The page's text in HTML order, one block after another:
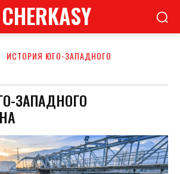
CHERKASY
ИСТОРИЯ ЮГО-ЗАПАДНОГО
ЗАПАДНОГО